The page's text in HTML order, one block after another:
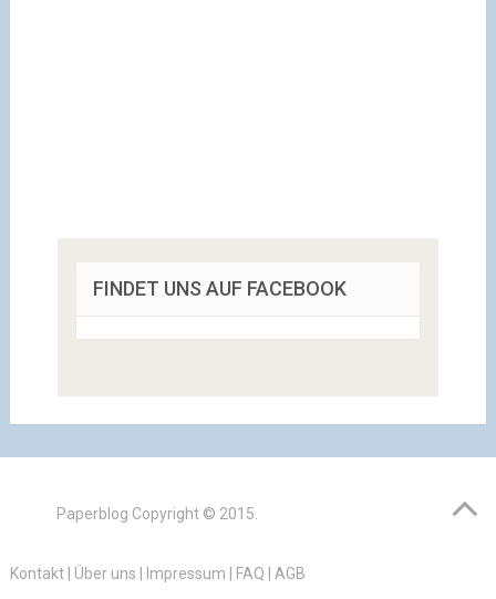
FINDET UNS AUF FACEBOOK
Paperblog Copyright © 2015.
Kontakt| Über uns Impressum FAQ AGB